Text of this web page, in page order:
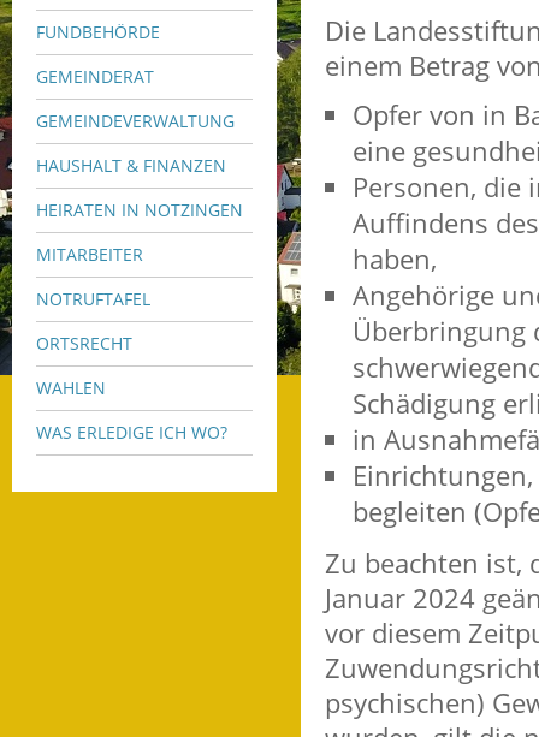
FUNDBEHÖRDE
GEMEINDERAT
GEMEINDEVERWALTUNG
HAUSHALT & FINANZEN
HEIRATEN IN NOTZINGEN
MITARBEITER
NOTRUFTAFEL
ORTSRECHT
WAHLEN
WAS ERLEDIGE ICH WO?
Die
einem Betrag
Opfer von in
eine
Personen, die
Auffindens
haben,
Angehörige
Überbringung
Schädigung
in
begleiten
Zu beachten ist,
Januar 2024
vor diesem
psychischen)